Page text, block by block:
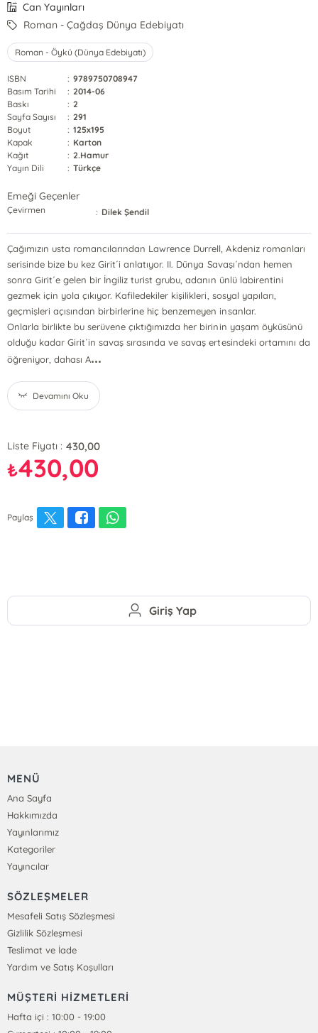
Can Yayınları
Roman - Çağdaş Dünya Edebiyatı
Roman - Öykü (Dünya Edebiyatı)
ISBN : 9789750708947
Basım Tarihi
: 2014-06
Baskı
: 2
Sayfa Sayısı
: 291
Boyut
: 125x195
Kapak
: Karton
Kağıt
: 2.Hamur
Yayın Dili
: Türkçe
Emeği Geçenler
Çevirmen : Dilek Şendil
Çağımızın usta romancılarından Lawrence Durrell, Akdeniz romanları
serisinde bize bu kez Girit´i anlatıyor. II. Dünya Savaşı´ndan hemen
sonra Girit´e gelen bir İngiliz turist grubu, adanın ünlü labirentini
gezmek için yola çıkıyor. Kafiledekiler kişilikleri, sosyal yapıları,
geçmişleri açısından birbirlerine hiç benzemeyen insanlar.
Onlarla birlikte bu serüvene çıktığımızda her birinin yaşam öyküsünü
olduğu kadar Girit´in savaş sırasında ve savaş ertesindeki ortamını da
öğreniyor, dahası A...
Devamını Oku
Liste Fiyatı : 430,00
₺430,00
Paylaş
Giriş Yap
MENÜ
Ana Sayfa
Hakkımızda
Yayınlarımız
Kategoriler
Yayıncılar
SÖZLEŞMELER
Mesafeli Satış Sözleşmesi
Gizlilik Sözleşmesi
Teslimat ve İade
Yardım ve Satış Koşulları
MÜŞTERİ HİZMETLERİ
Hafta içi : 10:00 - 19:00